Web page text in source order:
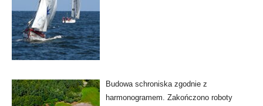
Budowa schroniska zgodnie z
harmonogramem. Zakończono roboty